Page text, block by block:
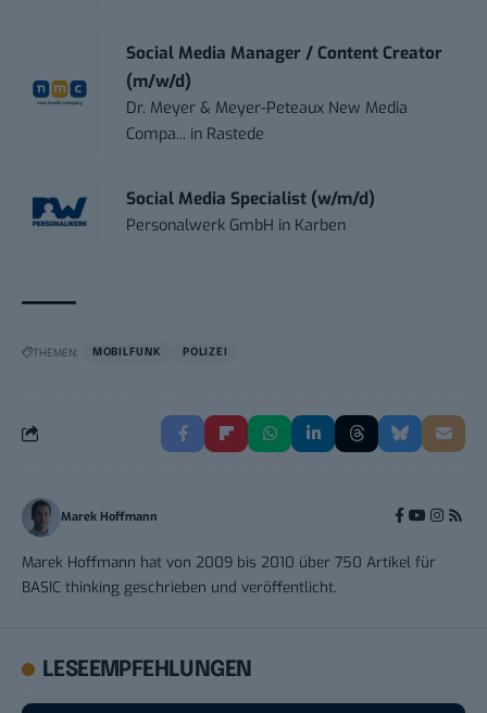
Social Media Manager / Content Creator
(m/w/d)
Dr. Meyer & Meyer-Peteaux New Media
Compa... in Rastede
Social Media Specialist (w/m/d)
Personalwerk GmbH in Karben
THEMEN: MOBILFUNK POLIZEI
Marek Hoffmann
Marek Hoffmann hat von 2009 bis 2010 über 750 Artikel für
BASIC thinking geschrieben und veröffentlicht.
LESEEMPFEHLUNGEN